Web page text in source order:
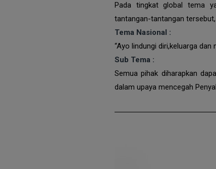
Pada tingkat global tema
tantangan-tantangan
Tema Nasional :
“Ayo lindungi diri,keluarga
Sub Tema :
Semua pihak diharapkan
dalam upaya mencegah